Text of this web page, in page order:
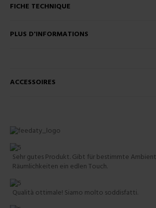
FICHE TECHNIQUE
PLUS D'INFORMATIONS
ACCESSOIRES
Sehr gutes Produkt. Gibt für bestimmte
Räumlichkeiten ein edlen Touch.
Qualità ottimale! Siamo molto soddisfatti.